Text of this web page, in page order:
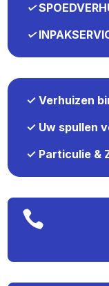
✓
✓
✓ Verhuizen
✓ Uw spullen
✓ Particulie &
